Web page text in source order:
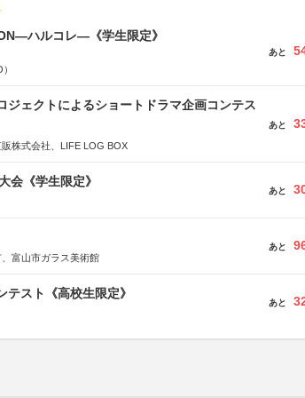
ハルコレ―《学生限定》
あと
ジェクトによるショートドラマ企画コンテス
株式会社、LIFE LOG BOX
あと
会《学生限定》
あと
富山市ガラス美術館
あと
スト《高校生限定》
あと